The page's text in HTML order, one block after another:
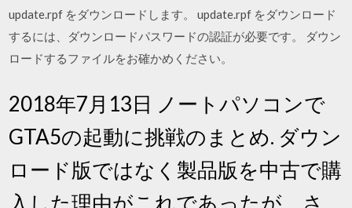
update.rpf をダウンロードします。 update.rpf をダウンロード
するには、ダウンロードパスワードの認証が必要です。 ダウン
ロードするファイルをお確かめください。
2018年7月13日 ノートパソコンで
GTA5の起動に挑戦のまとめ. ダウン
ロード版ではなく製品版を中古で購
入した理由がこれであったが、さ